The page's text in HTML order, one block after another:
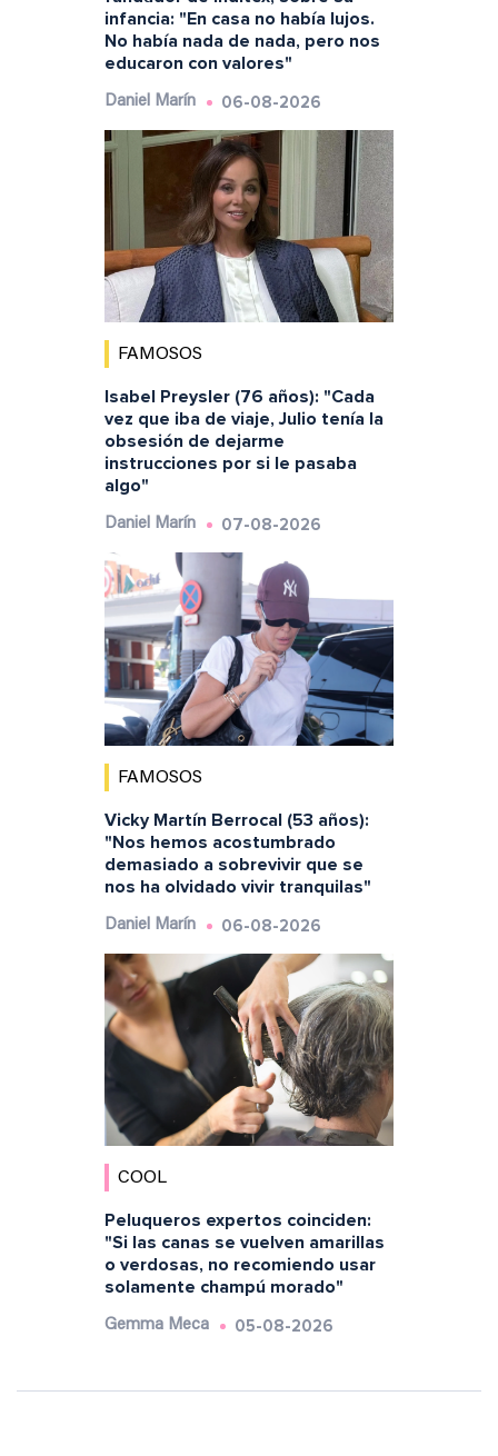
infancia: "En casa no había lujos.
No había nada de nada, pero nos
educaron con valores"
Daniel Marín 06-08-2026
FAMOSOS
Isabel Preysler (76 años): "Cada
vez que iba de viaje, Julio tenía la
obsesión de dejarme
instrucciones por si le pasaba
algo"
Daniel Marín 07-08-2026
FAMOSOS
Vicky Martín Berrocal (53 años):
"Nos hemos acostumbrado
demasiado a sobrevivir que se
nos ha olvidado vivir tranquilas"
Daniel Marín 06-08-2026
COOL
Peluqueros expertos coinciden:
"Si las canas se vuelven amarillas
o verdosas, no recomiendo usar
solamente champú morado"
Gemma Meca 05-08-2026